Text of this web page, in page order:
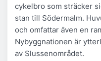
cykelbro som sträcker
stan till Södermalm.
och omfattar även en
Nybyggnationen är
av Slussenområdet.